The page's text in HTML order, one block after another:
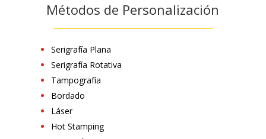
Métodos de Personalización
Serigrafía Plana
Serigrafía Rotativa
Tampografía
Bordado
Láser
Hot Stamping